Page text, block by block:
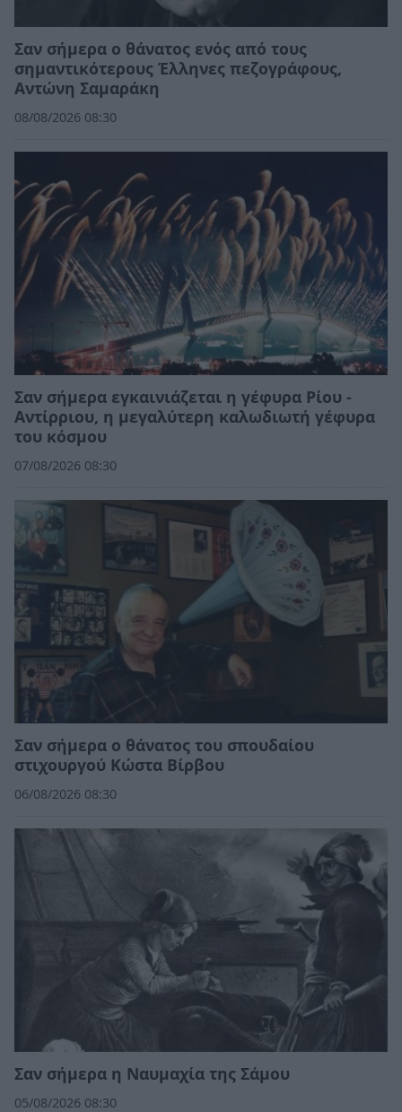
Σαν σήμερα ο θάνατος ενός από τους
σημαντικότερους Έλληνες πεζογράφους,
Αντώνη Σαμαράκη
08/08/2026 08:30
Σαν σήμερα εγκαινιάζεται η γέφυρα Ρίου -
Αντίρριου, η μεγαλύτερη καλωδιωτή γέφυρα
του κόσμου
07/08/2026 08:30
Σαν σήμερα ο θάνατος του σπουδαίου
στιχουργού Κώστα Βίρβου
06/08/2026 08:30
Σαν σήμερα η Ναυμαχία της Σάμου
05/08/2026 08:30